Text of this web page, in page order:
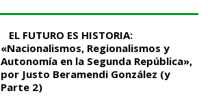
EL FUTURO ES HISTORIA:
«Nacionalismos, Regionalismos y
Autonomía en la Segunda República»,
por Justo Beramendi González (y
Parte 2)